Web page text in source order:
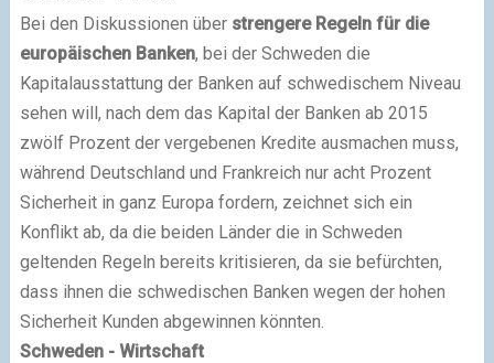
Bei den Diskussionen über strengere Regeln für die
europäischen Banken, bei der Schweden die
Kapitalausstattung der Banken auf schwedischem Niveau
sehen will, nach dem das Kapital der Banken ab 2015
zwölf Prozent der vergebenen Kredite ausmachen muss,
während Deutschland und Frankreich nur acht Prozent
Sicherheit in ganz Europa fordern, zeichnet sich ein
Konflikt ab, da die beiden Länder die in Schweden
geltenden Regeln bereits kritisieren, da sie befürchten,
dass ihnen die schwedischen Banken wegen der hohen
Sicherheit Kunden abgewinnen könnten.
Schweden - Wirtschaft